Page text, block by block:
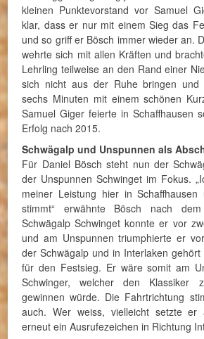
kleinen Punktevorstand vor Samuel
klar, dass er nur mit einem Sieg das
und so griff er Bösch immer wieder an.
wehrte sich mit allen Kräften und
Lehrling teilweise an den Rand einer
sich nicht aus der Ruhe bringen und
sechs Minuten mit einem schönen
Samuel Giger feierte in Schaffhausen
Erfolg nach 2015.
Schwägalp und Unspunnen als
Für Daniel Bösch steht nun der
der Unspunnen Schwinget im Fokus.
meiner Leistung hier in
stimmt“ erwähnte Bösch nach
Schwägalp Schwinget konnte er vor
und am Unspunnen triumphierte er
der Schwägalp und in Interlaken
für den Festsieg. Er wäre somit am
Schwinger, welcher den
gewinnen würde. Die Fahrtrichtung
auch. Wer weiss, vielleicht setzte er
erneut ein Ausrufezeichen in Richtung